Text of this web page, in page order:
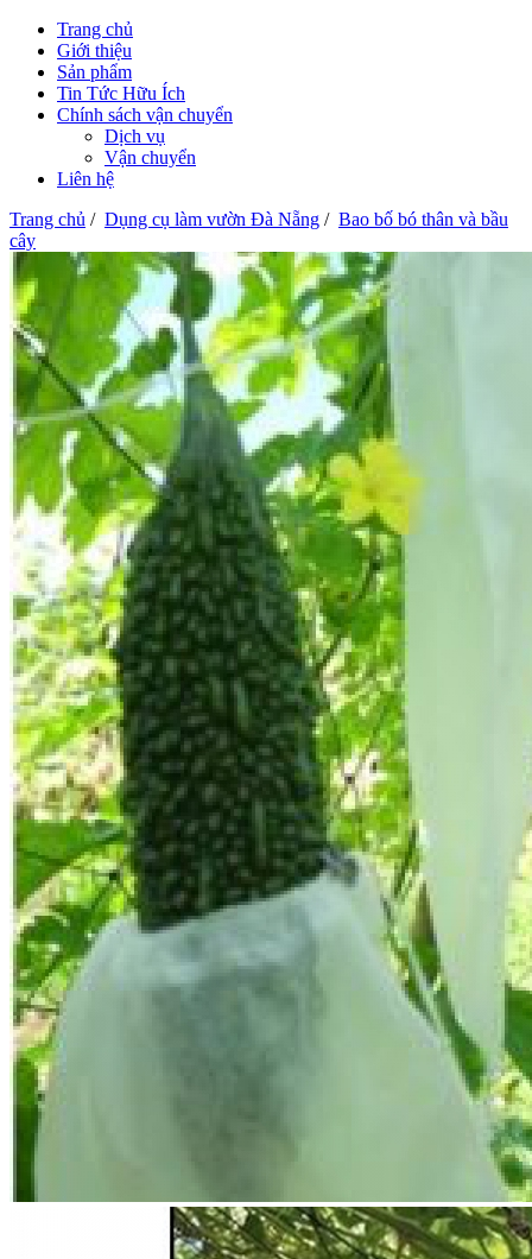
Trang chủ
Giới thiệu
Sản phẩm
Tin Tức Hữu Ích
Chính sách vận chuyển
Dịch vụ
Vận chuyển
Liên hệ
Trang chủ / Dụng cụ làm vườn Đà Nẵng / Bao bố bó thân và bầu
cây